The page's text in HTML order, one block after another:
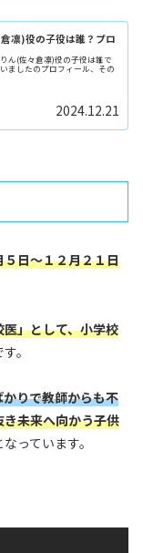
凛)役の子役は誰？プロ
ん(佐々倉凛)役の子役は誰で
ましたのプロフィール、その
2024.12.21
５日～１２月２１日
」として、小学校
。
りで教師からも不
未来へ向かう子供
なっています。